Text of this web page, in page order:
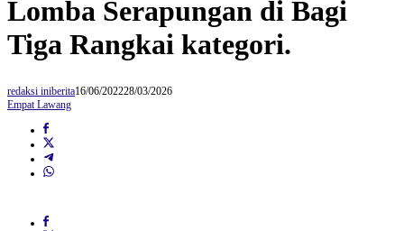
Lomba Serapungan di Bagi
Tiga Rangkai kategori.
redaksi iniberita16/06/202228/03/2026
Empat Lawang